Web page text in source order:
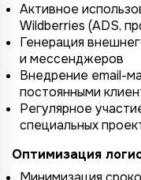
Активное
Wildberries (ADS,
Генерация
и мессенджеров
Внедрение email-
постоянными
Регулярное
специальных
Оптимизация